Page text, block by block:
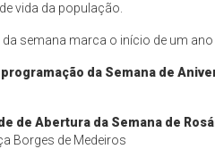
vida da população.
da semana marca o início de um
da Semana de
de Abertura da Semana de
Borges de Medeiros